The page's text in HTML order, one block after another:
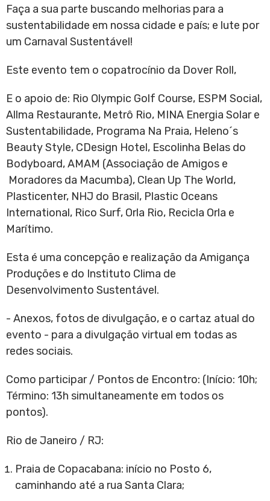
Faça a sua parte buscando melhorias para a
sustentabilidade em nossa cidade e país; e lute por
um Carnaval Sustentável!
Este evento tem o copatrocínio da Dover Roll,
E o apoio de: Rio Olympic Golf Course, ESPM Social,
Allma Restaurante, Metrô Rio, MINA Energia Solar e
Sustentabilidade, Programa Na Praia, Heleno´s
Beauty Style, CDesign Hotel, Escolinha Belas do
Bodyboard, AMAM (Associação de Amigos e
Moradores da Macumba), Clean Up The World,
Plasticenter, NHJ do Brasil, Plastic Oceans
International, Rico Surf, Orla Rio, Recicla Orla e
Marítimo.
Esta é uma concepção e realização da Amigança
Produções e do Instituto Clima de
Desenvolvimento Sustentável.
- Anexos, fotos de divulgação, e o cartaz atual do
evento - para a divulgação virtual em todas as
redes sociais.
Como participar / Pontos de Encontro: (Início: 10h;
Término: 13h simultaneamente em todos os
pontos).
Rio de Janeiro / RJ:
Praia de Copacabana: início no Posto 6,
caminhando até a rua Santa Clara;